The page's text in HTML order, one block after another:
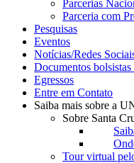
Parcerias
Parceria com
Pesquisas
Eventos
Notícias/Redes
Documentos
Egressos
Entre em Contato
Saiba mais sobre a
Sobre Santa
Tour virtual